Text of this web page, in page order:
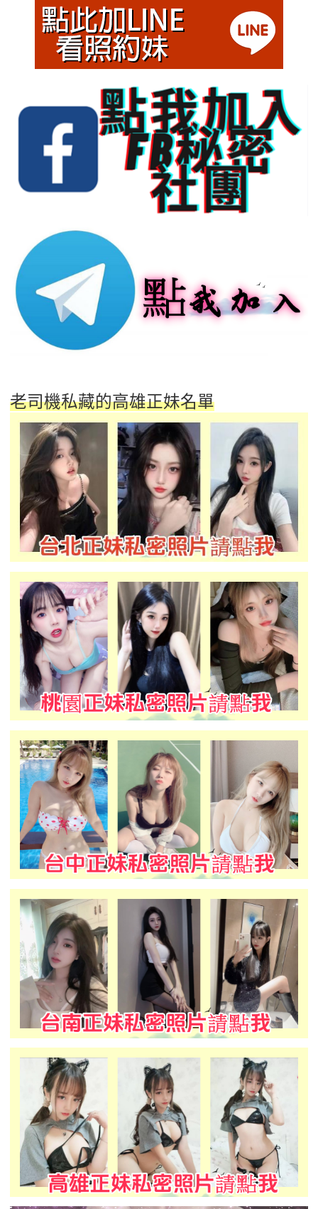
老司機私藏的高雄正妹名單